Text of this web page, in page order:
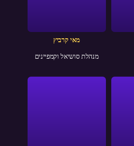
מאי קרביץ
מנהלת סושיאל וקמפיינים